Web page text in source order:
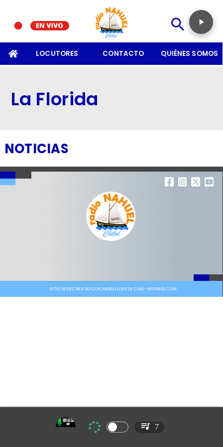
LOCUTORES CONTACTO QUIÉNES SOMOS
La Florida
NOTICIAS
SITIO WEB CREADO CON MSBUILDER DE CMS-MSPRESS.COM
7